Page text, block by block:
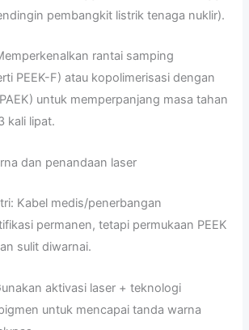
pembangkit listrik tenaga nuklir).
rantai samping
PEEK-F) atau kopolimerisasi dengan
untuk memperpanjang masa tahan
kali lipat.
dan penandaan laser
Kabel medis/penerbangan
permanen, tetapi permukaan PEEK
sulit diwarnai.
aktivasi laser + teknologi
untuk mencapai tanda warna